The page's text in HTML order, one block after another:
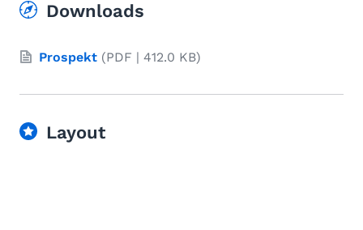
Downloads
Prospekt (PDF | 412.0 KB)
Layout